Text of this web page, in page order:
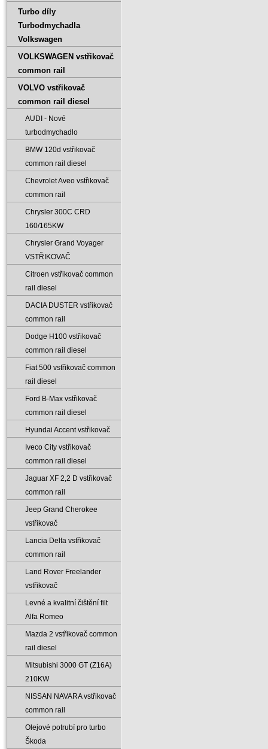
Turbo díly
Turbodmychadla
Volkswagen
VOLKSWAGEN vstřikovač
common rail
VOLVO vstřikovač
common rail diesel
AUDI - Nové
turbodmychadlo
BMW 120d vstřikovač
common rail diesel
Chevrolet Aveo vstřikovač
common rail
Chrysler 300C CRD
160/165KW
Chrysler Grand Voyager
VSTŘIKOVAČ
Citroen vstřikovač common
rail diesel
DACIA DUSTER vstřikovač
common rail
Dodge H100 vstřikovač
common rail diesel
Fiat 500 vstřikovač common
rail diesel
Ford B-Max vstřikovač
common rail diesel
Hyundai Accent vstřikovač
Iveco City vstřikovač
common rail diesel
Jaguar XF 2‚2 D vstřikovač
common rail
Jeep Grand Cherokee
vstřikovač
Lancia Delta vstřikovač
common rail
Land Rover Freelander
vstřikovač
Levné a kvalitní čištění filt
Alfa Romeo
Mazda 2 vstřikovač common
rail diesel
Mitsubishi 3000 GT (Z16A)
210KW
NISSAN NAVARA vstřikovač
common rail
Olejové potrubí pro turbo
Škoda